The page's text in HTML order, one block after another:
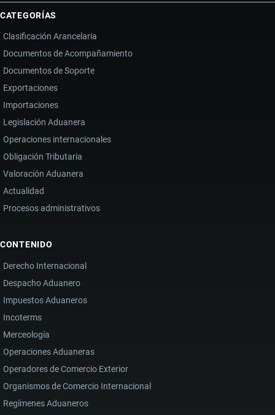
CATEGORÍAS
Clasificación Arancelaria
Documentos de Acompañamiento
Documentos de Soporte
Exportaciones
Importaciones
Legislación Aduanera
Operaciones internacionales
Obligación Tributaria
Valoración Aduanera
Actualidad
Procesos administrativos
CONTENIDO
Derecho Internacional
Despacho Aduanero
Impuestos Aduaneros
Incoterms
Merceología
Operaciones Aduaneras
Operadores de Comercio Exterior
Organismos de Comercio Internacional
Regímenes Aduaneros